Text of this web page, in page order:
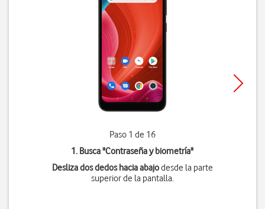
Paso 1 de 16
1. Busca "Contraseña y biometría"
Desliza dos dedos hacia abajodesde la parte
superior de la pantalla.